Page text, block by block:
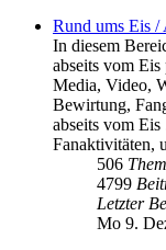
Rund ums Eis /
In diesem
abseits vom
Media, Video,
Bewirtung,
abseits vom
Fanaktivitäten,
506
4799
Letzter
Mo 9.